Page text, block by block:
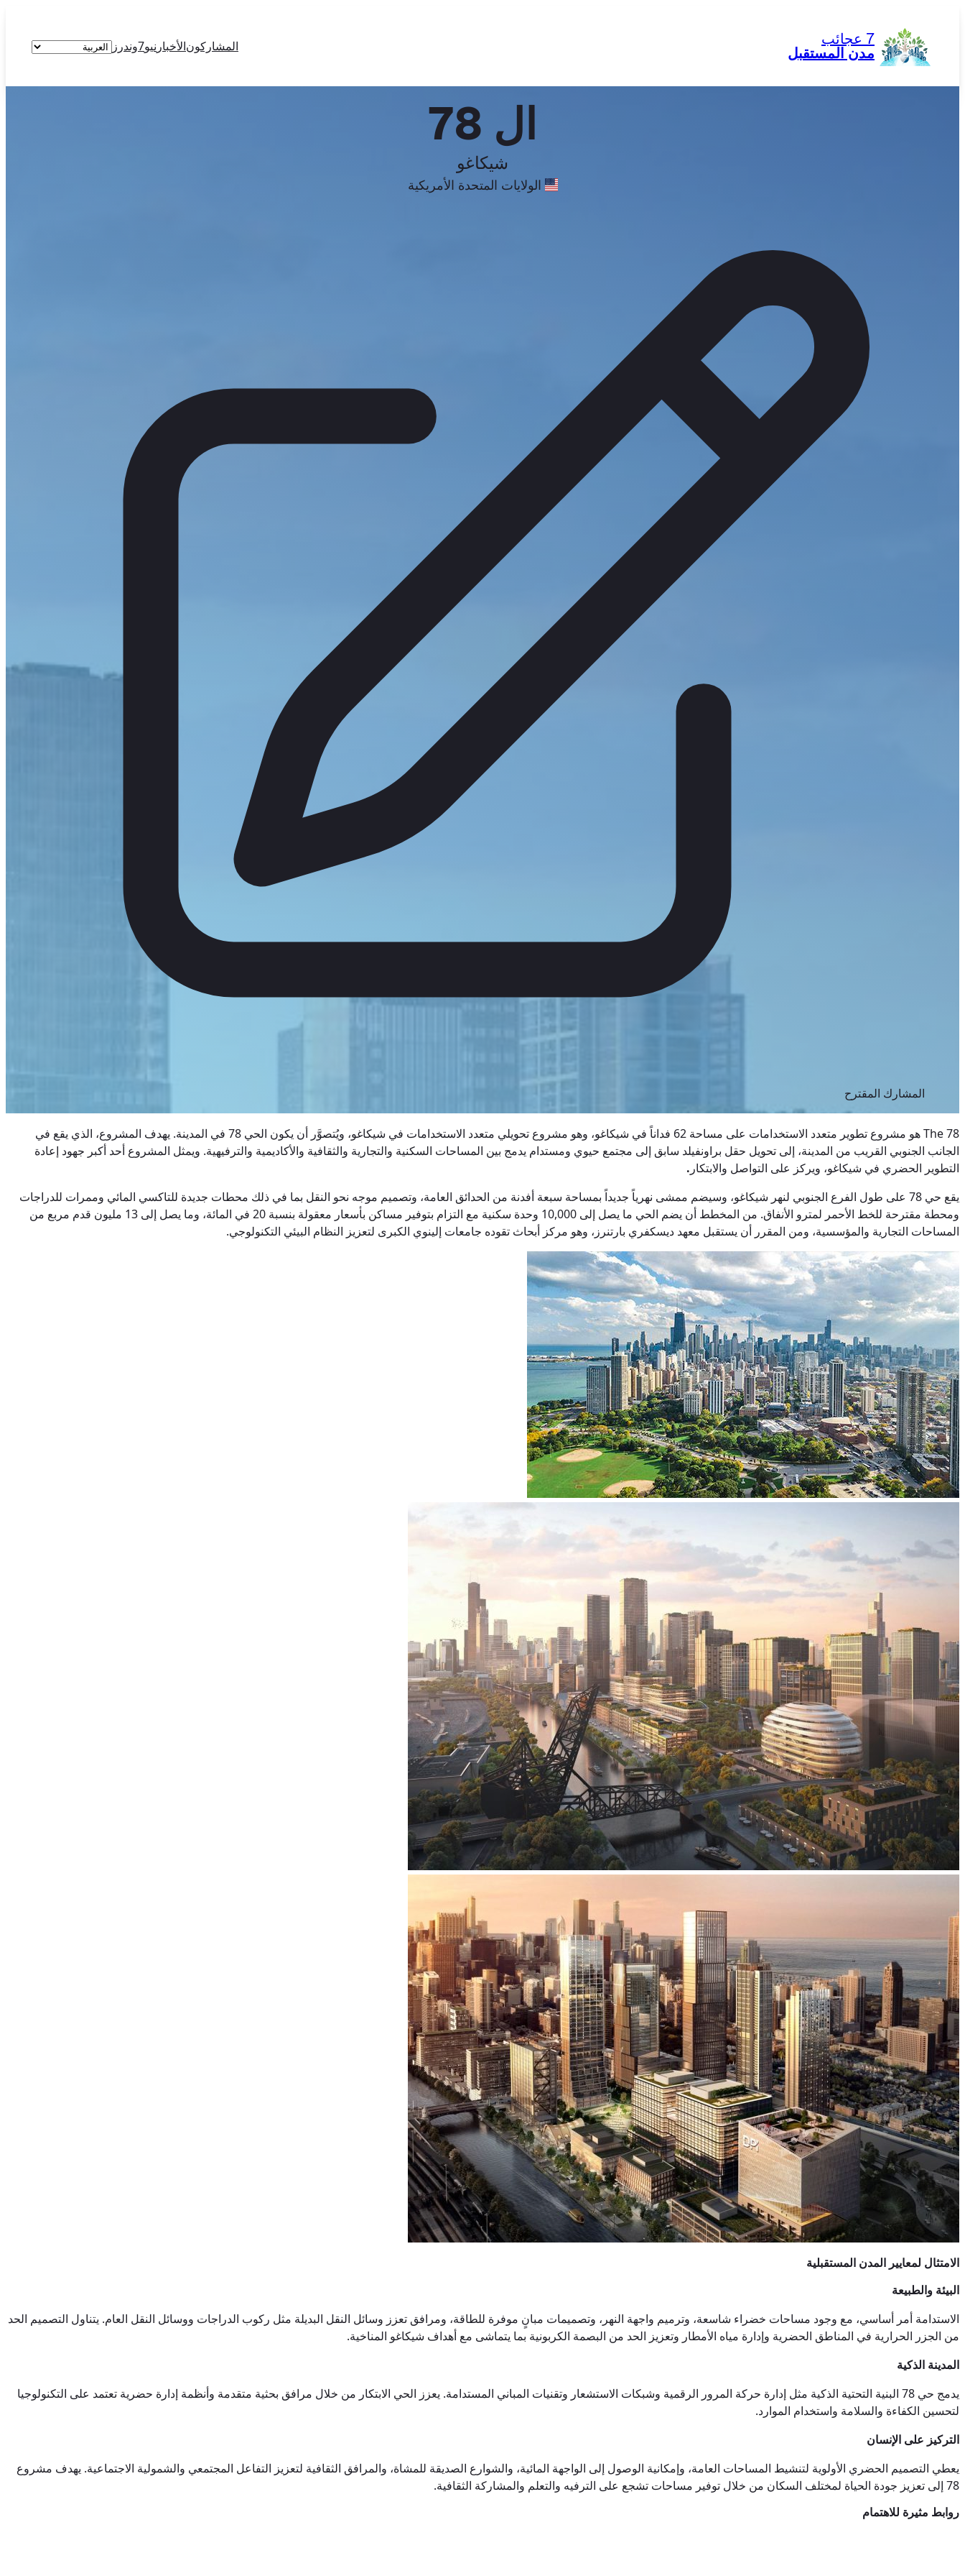
المحتوى
7 عجائب
مدن المستقبل
المشاركونالأخبار نيو7وندرز
اختر
ال 78
شيكاغو
الولايات المتحدة الأمريكية
المشارك المقترح
The 78 هو مشروع تطوير متعدد الاستخدامات على مساحة 62 فداناً في شيكاغو، وهو مشروع تحويلي متعدد الاستخدامات في شيكاغو، ويُتصوَّر أن يكون الحي 78 في المدينة. يهدف المشروع، الذي يقع في
الجانب الجنوبي القريب من المدينة، إلى تحويل حقل براونفيلد سابق إلى مجتمع حيوي ومستدام يدمج بين المساحات السكنية والتجارية والثقافية والأكاديمية والترفيهية. ويمثل المشروع أحد أكبر جهود إعادة
التطوير الحضري في شيكاغو، ويركز على التواصل والابتكار .
يقع حي 78 على طول الفرع الجنوبي لنهر شيكاغو، وسيضم ممشى نهرياً جديداً بمساحة سبعة أفدنة من الحدائق العامة، وتصميم موجه نحو النقل بما في ذلك محطات جديدة للتاكسي المائي وممرات للدراجات
ومحطة مقترحة للخط الأحمر لمترو الأنفاق. من المخطط أن يضم الحي ما يصل إلى 10,000 وحدة سكنية مع التزام بتوفير مساكن بأسعار معقولة بنسبة 20 في المائة، وما يصل إلى 13 مليون قدم مربع من
المساحات التجارية والمؤسسية، ومن المقرر أن يستقبل معهد ديسكفري بارتنرز، وهو مركز أبحاث تقوده جامعات إلينوي الكبرى لتعزيز النظام البيئي التكنولوجي.
الامتثال لمعايير المدن المستقبلية
البيئة والطبيعة
الاستدامة أمر أساسي، مع وجود مساحات خضراء شاسعة، وترميم واجهة النهر، وتصميمات مبانٍ موفرة للطاقة، ومرافق تعزز وسائل النقل البديلة مثل ركوب الدراجات ووسائل النقل العام. يتناول التصميم الحد
من الجزر الحرارية في المناطق الحضرية وإدارة مياه الأمطار وتعزيز الحد من البصمة الكربونية بما يتماشى مع أهداف شيكاغو المناخية.
المدينة الذكية
يدمج حي 78 البنية التحتية الذكية مثل إدارة حركة المرور الرقمية وشبكات الاستشعار وتقنيات المباني المستدامة. يعزز الحي الابتكار من خلال مرافق بحثية متقدمة وأنظمة إدارة حضرية تعتمد على التكنولوجيا
لتحسين الكفاءة والسلامة واستخدام الموارد.
التركيز على الإنسان
يعطي التصميم الحضري الأولوية لتنشيط المساحات العامة، وإمكانية الوصول إلى الواجهة المائية، والشوارع الصديقة للمشاة، والمرافق الثقافية لتعزيز التفاعل المجتمعي والشمولية الاجتماعية. يهدف مشروع
78 إلى تعزيز جودة الحياة لمختلف السكان من خلال توفير مساحات تشجع على الترفيه والتعلم والمشاركة الثقافية.
روابط مثيرة للاهتمام